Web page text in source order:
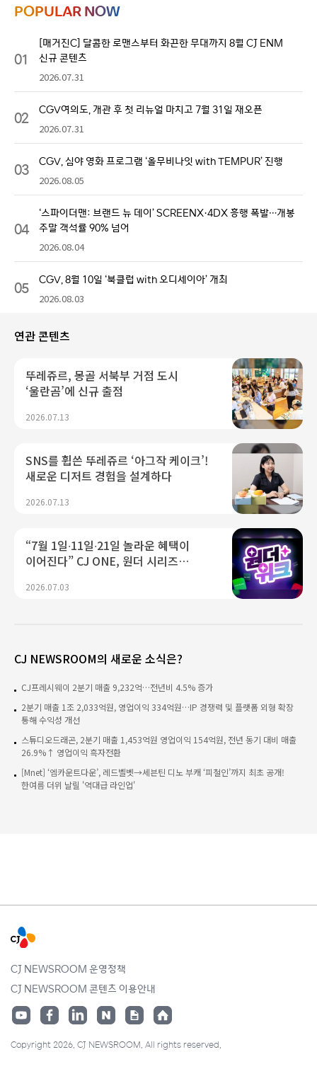
POPULAR NOW
01
[매거진C] 달콤한 로맨스부터 화끈한 무대까지 8월 CJ ENM
신규 콘텐츠
2026.07.31
02 CGV여의도, 개관 후 첫 리뉴얼 마치고 7월 31일 재오픈
2026.07.31
03 CGV, 심야 영화 프로그램 ‘올무비나잇 with TEMPUR’ 진행
2026.08.05
04
‘스파이더맨: 브랜드 뉴 데이’ SCREENX·4DX 흥행 폭발…개봉
주말 객석률 90% 넘어
2026.08.04
05 CGV, 8월 10일 ‘북클럽 with 오디세이아’ 개최
2026.08.03
연관 콘텐츠
뚜레쥬르, 몽골 서북부 거점 도시
‘울란곰’에 신규 출점
2026.07.13
SNS를 휩쓴 뚜레쥬르 ‘아그작 케이크’!
새로운 디저트 경험을 설계하다
2026.07.13
“7월 1일∙11일∙21일 놀라운 혜택이
이어진다” CJ ONE, 원더 시리즈
2026.07.03
CJ NEWSROOM의 새로운 소식은?
CJ프레시웨이 2분기 매출 9,232억…전년비 4.5% 증가
2분기 매출 1조 2,033억원, 영업이익 334억원…IP 경쟁력 및 플랫폼 외형 확장
통해 수익성 개선
스튜디오드래곤, 2분기 매출 1,453억원 영업이익 154억원, 전년 동기 대비 매출
26.9%↑ 영업이익 흑자전환
[Mnet] ‘엠카운트다운’, 레드벨벳→세븐틴 디노 부캐 ‘피철인’까지 최초 공개!
한여름 더위 날릴 '역대급 라인업'
CJ NEWSROOM 운영정책
CJ NEWSROOM 콘텐츠 이용안내
Copyright 2026. CJ NEWSROOM. All rights reserved.